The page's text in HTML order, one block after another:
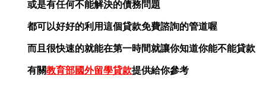
或是有任何不能解決的債務問題
都可以好好的利用這個貸款免費諮詢的管道喔
而且很快速的就能在第一時間就讓你知道你能不能貸款
有關教育部國外留學貸款提供給你參考